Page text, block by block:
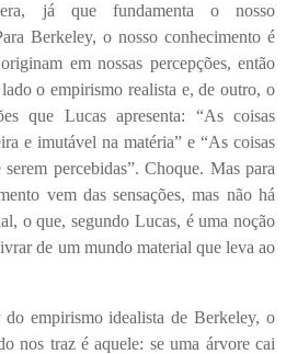
já que fundamenta o nosso
Berkeley, o nosso conhecimento é
em nossas percepções, então
o empirismo realista e, de outro, o
que Lucas apresenta: “As coisas
e imutável na matéria” e “As coisas
percebidas”. Choque. Mas para
vem das sensações, mas não há
o que, segundo Lucas, é uma noção
de um mundo material que leva ao
empirismo idealista de Berkeley, o
nos traz é aquele: se uma árvore cai